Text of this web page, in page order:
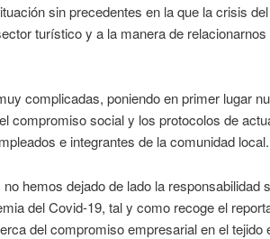
sin precedentes en la que la crisis
turístico y a la manera de
complicadas, poniendo en primer lugar
compromiso social y los protocolos de
e integrantes de la comunidad local.
hemos dejado de lado la responsabilidad
del Covid-19, tal y como recoge el
del compromiso empresarial en el tejido